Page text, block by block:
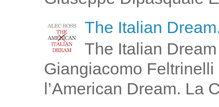
The Italian
The Italian
Giangiacomo
l’American Dream. La